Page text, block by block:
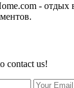
- отдых
contact us!